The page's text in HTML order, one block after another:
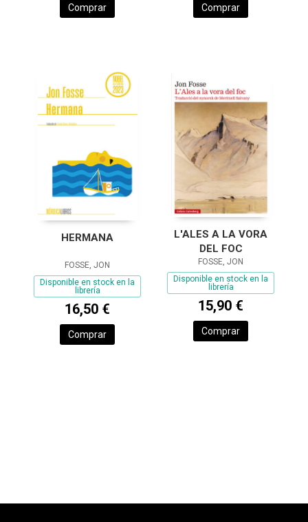
Comprar Comprar
HERMANA
FOSSE, JON
Disponible en stock en la
librería
16,50 €
Comprar
L'ALES A LA VORA
DEL FOC
FOSSE, JON
Disponible en stock en la
librería
15,90 €
Comprar